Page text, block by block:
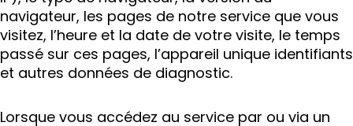
navigateur, les pages de notre service que vous
visitez, l’heure et la date de votre visite, le temps
passé sur ces pages, l’appareil unique identifiants
et autres données de diagnostic.
Lorsque vous accédez au service par ou via un